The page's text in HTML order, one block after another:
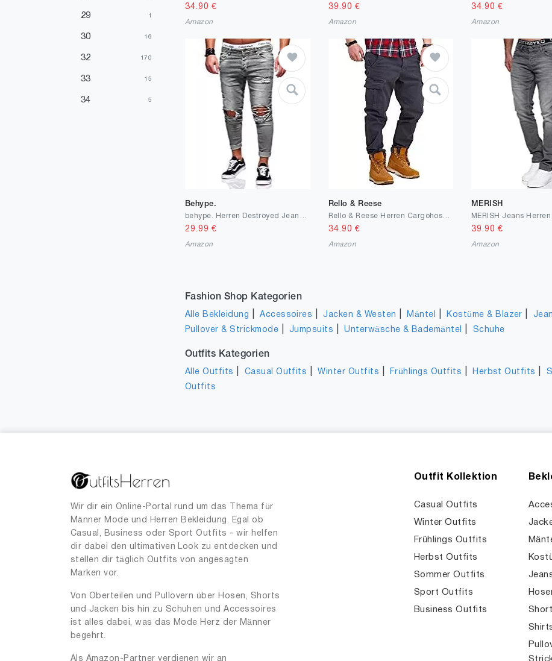
29 1
30 16
32 170
33 15
34 5
34.90 €
Amazon
39.90 €
Amazon
34.90 €
Amazon
Behype.
29.99 €
Amazon
Rello & Reese
34.90 €
Amazon
MERISH
39.90 €
Amazon
Fashion Shop Kategorien
Alle Bekleidung |Accessoires |Jacken & Westen Mäntel Kostüme & Blazer
Pullover & Strickmode |Jumpsuits |Unterwäsche & Bademäntel Schuhe
Outfits Kategorien
Alle Outfits Casual Outfits |Winter Outfits Frühlings Outfits Herbst Outfits
Outfits
Wir dir ein Online-Portal rund um das Thema für
Männer Mode und Herren Bekleidung. Egal ob
Casual, Business oder Sport Outfits - wir helfen
dir dabei den ultimativen Look zu entdecken und
stellen dir täglich Outfits von angesagten
Marken vor.
Von Oberteilen und Pullovern über Hosen, Shorts
und Jacken bis hin zu Schuhen und Accessoires
ist alles dabei, was das Mode Herz der Männer
begehrt.
Als Amazon-Partner verdienen wir an
Outfit Kollektion
Casual Outfits
Winter Outfits
Frühlings Outfits
Herbst Outfits
Sommer Outfits
Sport Outfits
Business Outfits